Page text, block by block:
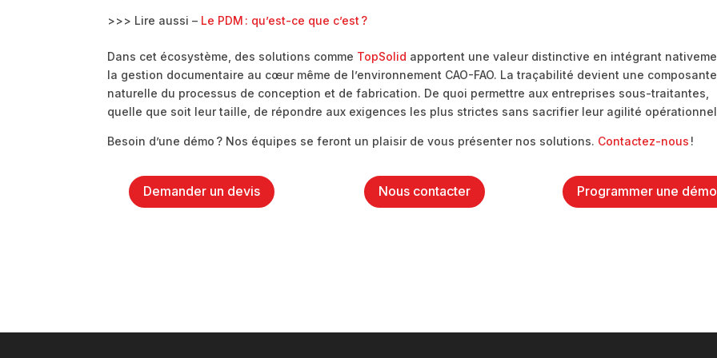
>>> Lire aussi – Le PDM : qu’est-ce que c’est ?
Dans cet écosystème, des solutions comme TopSolid apportent une valeur distinctive en intégrant
la gestion documentaire au cœur même de l’environnement CAO-FAO. La traçabilité devient une composante
naturelle du processus de conception et de fabrication. De quoi permettre aux entreprises sous-traitantes,
quelle que soit leur taille, de répondre aux exigences les plus strictes sans sacrifier leur agilité
Besoin d’une démo ? Nos équipes se feront un plaisir de vous présenter nos solutions. Contactez-nous !
Demander un devis Nous contacter Programmer une démo